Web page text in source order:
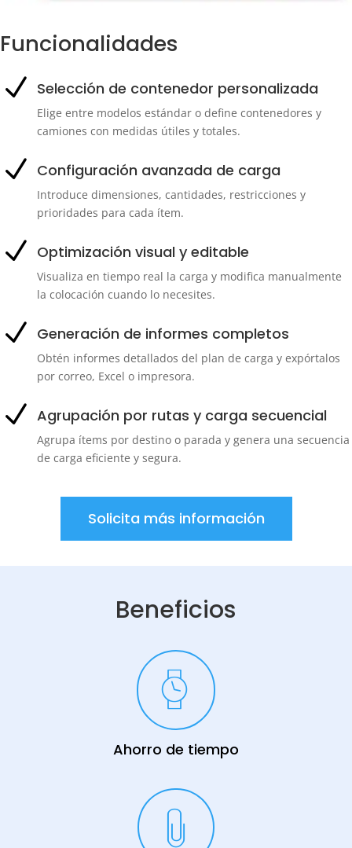
Funcionalidades
N Selección de contenedor personalizada
Elige entre modelos estándar o define contenedores y
camiones con medidas útiles y totales.
N Configuración avanzada de carga
Introduce dimensiones, cantidades, restricciones y
prioridades para cada ítem.
N Optimización visual y editable
Visualiza en tiempo real la carga y modifica manualmente
la colocación cuando lo necesites.
N Generación de informes completos
Obtén informes detallados del plan de carga y expórtalos
por correo, Excel o impresora.
N Agrupación por rutas y carga secuencial
Agrupa ítems por destino o parada y genera una secuencia
de carga eficiente y segura.
Solicita más información
Beneficios
Ahorro de tiempo